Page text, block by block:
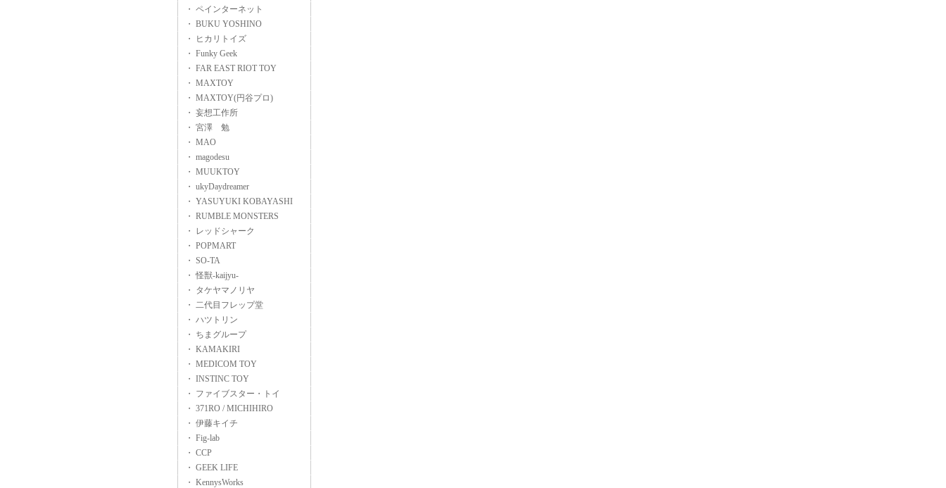
・ ペインターネット
・ BUKU YOSHINO
・ ヒカリトイズ
・ Funky Geek
・ FAR EAST RIOT TOY
・ MAXTOY
・ MAXTOY(円谷プロ)
・ 妄想工作所
・ 宮澤 勉
・ MAO
・ magodesu
・ MUUKTOY
・ ukyDaydreamer
・ YASUYUKI KOBAYASHI
・ RUMBLE MONSTERS
・ レッドシャーク
・ POPMART
・ SO-TA
・ 怪獣-kaijyu-
・ タケヤマノリヤ
・ 二代目フレップ堂
・ ハツトリン
・ ちまグループ
・ KAMAKIRI
・ MEDICOM TOY
・ INSTINC TOY
・ ファイブスター・トイ
・ 371RO / MICHIHIRO
・ 伊藤キイチ
・ Fig-lab
・ CCP
・ GEEK LIFE
・ KennysWorks